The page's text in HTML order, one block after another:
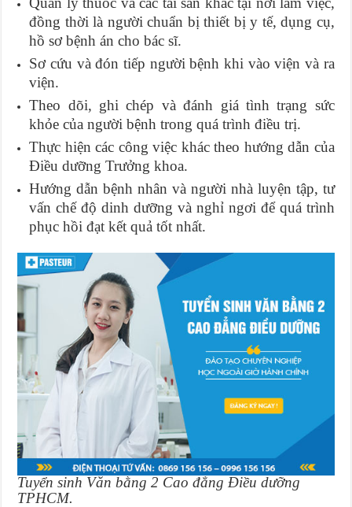
đồng thời là người chuẩn bị thiết bị y tế, dụng cụ,
hồ sơ bệnh án cho bác sĩ.
Sơ cứu và đón tiếp người bệnh khi vào viện và ra
viện.
Theo dõi, ghi chép và đánh giá tình trạng sức
khỏe của người bệnh trong quá trình điều trị.
Thực hiện các công việc khác theo hướng dẫn của
Điều dưỡng Trưởng khoa.
Hướng dẫn bệnh nhân và người nhà luyện tập, tư
vấn chế độ dinh dưỡng và nghỉ ngơi để quá trình
phục hồi đạt kết quả tốt nhất.
Tuyển sinh Văn bằng 2 Cao đẳng Điều dưỡng
TPHCM.